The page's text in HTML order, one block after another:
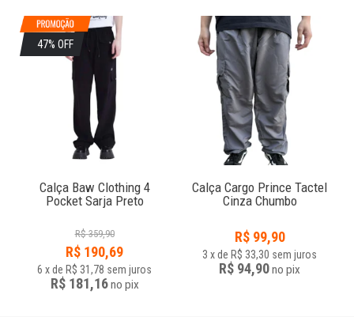
47% OFF
Calça Baw Clothing 4
Pocket Sarja Preto
R$ 359,90
R$ 190,69
6 xde R$ 31,78 sem juros
R$ 181,16no pix
Calça Cargo Prince Tactel
Cinza Chumbo
R$ 99,90
3 xde R$ 33,30 sem juros
R$ 94,90no pix